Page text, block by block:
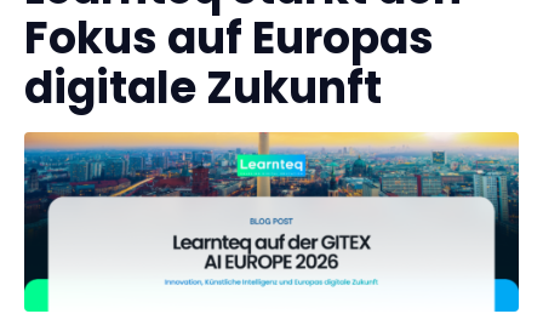
Fokus auf Europas
digitale Zukunft